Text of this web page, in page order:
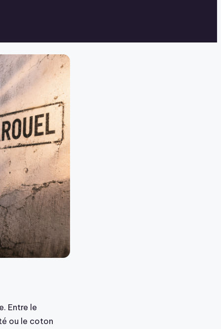
Entre le
ou le coton